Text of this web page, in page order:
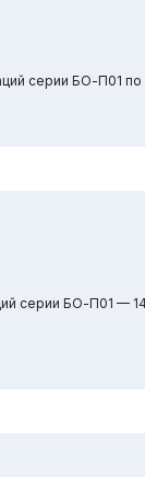
серии БО-П01 по
серии БО-П01 —